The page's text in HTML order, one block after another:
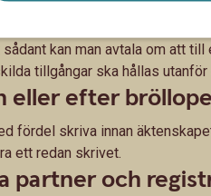
Det kallas giftorätt. Om
som görs vid
kan man avtala om att till
tillgångar ska hållas utanför
eller efter
fördel skriva innan
ett redan skrivet.
partner och